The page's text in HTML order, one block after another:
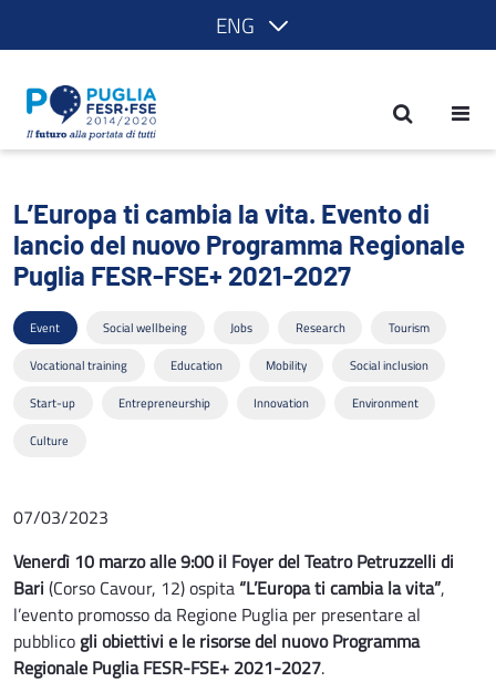
ENG
L’Europa ti cambia la vita. Evento di
L’Europa ti cambia la vita. Evento di
lancio del nuovo Programma Regionale
Puglia FESR-FSE+ 2021-2027
Event Social wellbeing Jobs Research Tourism
Vocational training Education Mobility Social inclusion
Start-up Entrepreneurship Innovation Environment
Culture
07/03/2023
Venerdì 10 marzo alle 9:00 il Foyer del Teatro Petruzzelli di
Bari (Corso Cavour, 12) ospita “L’Europa ti cambia la vita”,
l’evento promosso da Regione Puglia per presentare al
pubblicogli obiettivi e le risorse del nuovo Programma
Regionale Puglia FESR-FSE+ 2021-2027.